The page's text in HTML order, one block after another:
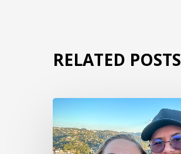
RELATED POSTS